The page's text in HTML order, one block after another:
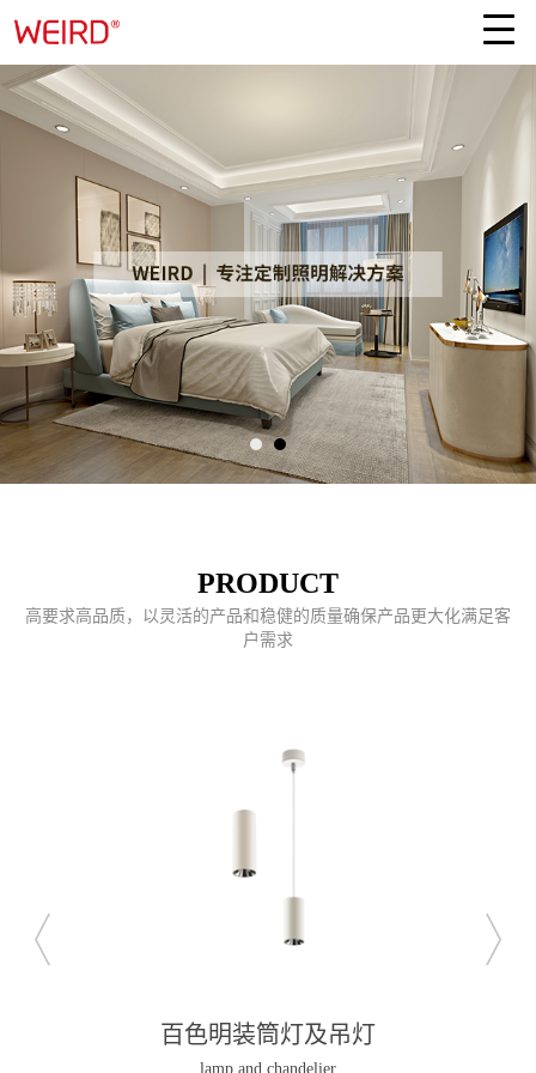
PRODUCT
高要求高品质，以灵活的产品和稳健的质量确保产品更大化满足客
户需求
百色明装筒灯及吊灯
lamp and chandelier